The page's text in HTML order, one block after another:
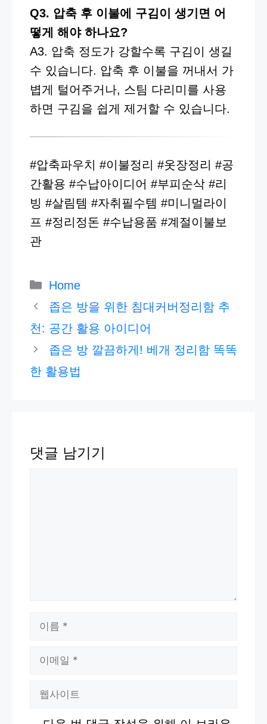
Q3. 압축 후 이불에 구김이 생기면 어
떻게 해야 하나요?
A3. 압축 정도가 강할수록 구김이 생길
수 있습니다. 압축 후 이불을 꺼내서 가
볍게 털어주거나, 스팀 다리미를 사용
하면 구김을 쉽게 제거할 수 있습니다.
#압축파우치 #이불정리 #옷장정리 #공
간활용 #수납아이디어 #부피순삭 #리
빙 #살림템 #자취필수템 #미니멀라이
프 #정리정돈 #수납용품 #계절이불보
관
카
테
리
Home
좁은 방을 위한 침대커버정리함 추
천: 공간 활용 아이디어
좁은 방 깔끔하게! 베개 정리함 똑똑
한 활용법
댓글 남기기
이
이
일
웹